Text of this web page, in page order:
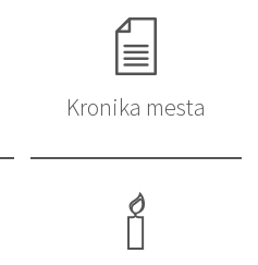
Kronika mesta